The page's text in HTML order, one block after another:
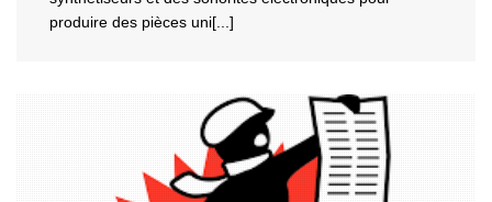
produire des pièces uni[...]